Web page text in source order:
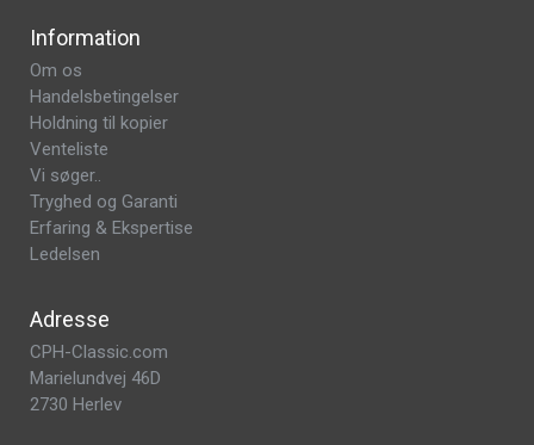
Information
Om os
Handelsbetingelser
Holdning til kopier
Venteliste
Vi søger..
Tryghed og Garanti
Erfaring & Ekspertise
Ledelsen
Adresse
CPH-Classic.com
Marielundvej 46D
2730 Herlev